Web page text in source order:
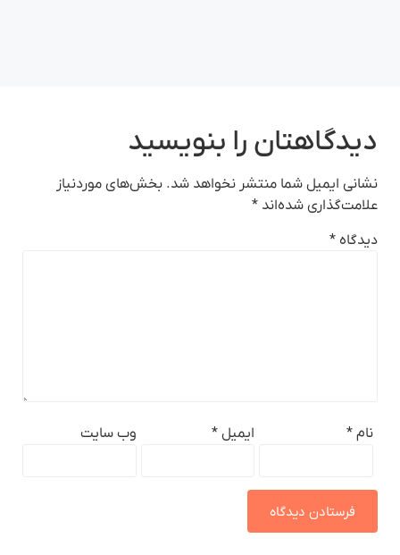
دیدگاهتان را بنویسید
نشانی ایمیل شما منتشر نخواهد شد. بخش‌های موردنیاز
علامت‌گذاری شده‌اند *
دیدگاه *
نام * ایمیل * وب‌ سایت